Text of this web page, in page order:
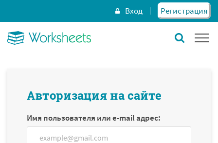
Вход Регистрация
Авторизация на сайте
Имя пользователя или e-mail адрес: